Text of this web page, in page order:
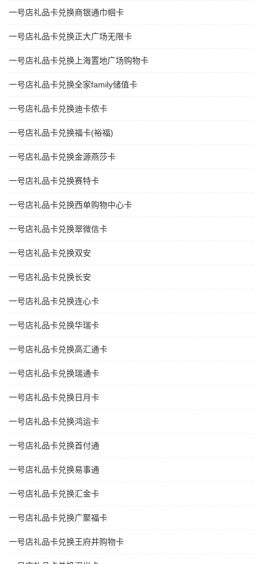
一号店礼品卡兑换商银通巾帼卡
一号店礼品卡兑换正大广场无限卡
一号店礼品卡兑换上海置地广场购物卡
一号店礼品卡兑换全家family储值卡
一号店礼品卡兑换迪卡侬卡
一号店礼品卡兑换福卡(裕福)
一号店礼品卡兑换金源燕莎卡
一号店礼品卡兑换赛特卡
一号店礼品卡兑换西单购物中心卡
一号店礼品卡兑换翠微信卡
一号店礼品卡兑换双安
一号店礼品卡兑换长安
一号店礼品卡兑换连心卡
一号店礼品卡兑换华瑞卡
一号店礼品卡兑换高汇通卡
一号店礼品卡兑换瑞通卡
一号店礼品卡兑换日月卡
一号店礼品卡兑换鸿运卡
一号店礼品卡兑换首付通
一号店礼品卡兑换易事通
一号店礼品卡兑换汇金卡
一号店礼品卡兑换广聚福卡
一号店礼品卡兑换王府井购物卡